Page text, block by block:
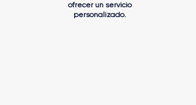
ofrecer un servicio
personalizado.